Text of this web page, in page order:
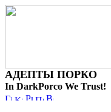
АДЕПТЫ ПОРКО
In DarkPorco We Trust!